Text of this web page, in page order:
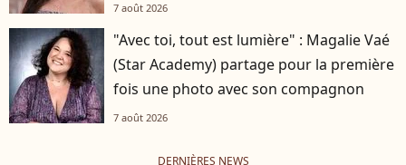
7 août 2026
"Avec toi, tout est lumière" : Magalie Vaé
(Star Academy) partage pour la première
fois une photo avec son compagnon
7 août 2026
DERNIÈRES NEWS